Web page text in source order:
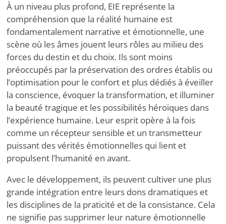
À un niveau plus profond, EIE représente la
compréhension que la réalité humaine est
fondamentalement narrative et émotionnelle, une
scène où les âmes jouent leurs rôles au milieu des
forces du destin et du choix. Ils sont moins
préoccupés par la préservation des ordres établis ou
l’optimisation pour le confort et plus dédiés à éveiller
la conscience, évoquer la transformation, et illuminer
la beauté tragique et les possibilités héroïques dans
l’expérience humaine. Leur esprit opère à la fois
comme un récepteur sensible et un transmetteur
puissant des vérités émotionnelles qui lient et
propulsent l’humanité en avant.
Avec le développement, ils peuvent cultiver une plus
grande intégration entre leurs dons dramatiques et
les disciplines de la praticité et de la consistance. Cela
ne signifie pas supprimer leur nature émotionnelle